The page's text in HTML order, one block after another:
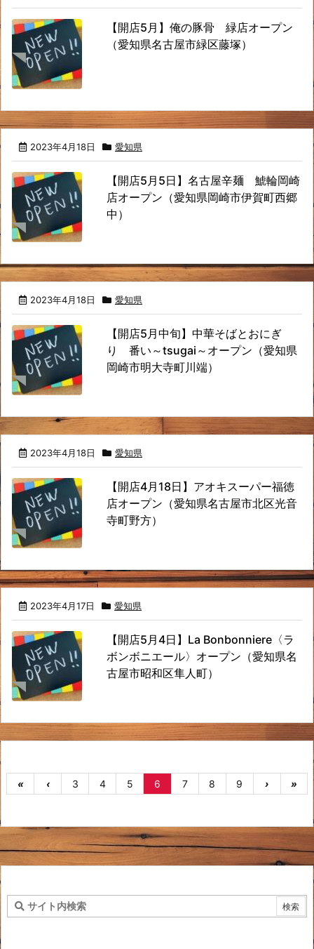
【開店5月】俺の豚骨 緑店オープン
（愛知県名古屋市緑区藤塚）
2023年4月18日 愛知県
【開店5月5日】名古屋辛麺 鯱輪岡崎
店オープン（愛知県岡崎市伊賀町西郷
中）
2023年4月18日 愛知県
【開店5月中旬】中華そばとおにぎ
り 番い～tsugai～オープン（愛知県
岡崎市明大寺町川端）
2023年4月18日 愛知県
【開店4月18日】アオキスーパー福徳
店オープン（愛知県名古屋市北区光音
寺町野方）
2023年4月17日 愛知県
【開店5月4日】La Bonbonniere〈ラ
ボンボニエール〉オープン（愛知県名
古屋市昭和区隼人町）
« ‹ 3 4 5 6 7 8 9 › »